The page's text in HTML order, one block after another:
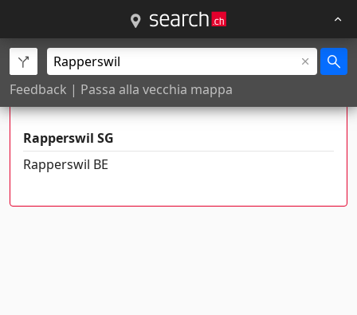
Feedback | Passa alla vecchia mappa
Esistono più di un luogo con questo
nome
Rapperswil SG
Rapperswil BE